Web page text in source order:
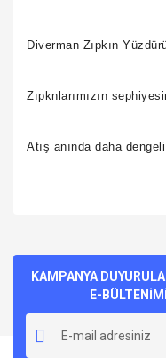
Diverman Zıpkın
Zıpknlarımızın
Atış anında daha
kullanarak tarafımıza
Görüş ve önerileriniz
Ürün resmi
Ürün açıklamasında
KAMPANYA
E-